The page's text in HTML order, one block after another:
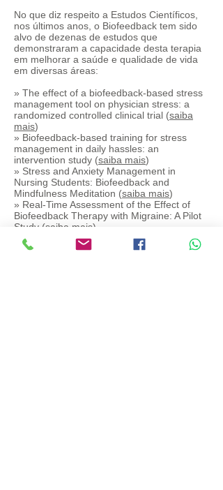
No que diz respeito a Estudos Científicos,
nos últimos anos, o Biofeedback tem sido
alvo de dezenas de estudos que
demonstraram a capacidade desta terapia
em melhorar a saúde e qualidade de vida
em diversas áreas:
» The effect of a biofeedback-based stress
management tool on physician stress: a
randomized controlled clinical trial (saiba
mais)
» Biofeedback-based training for stress
management in daily hassles: an
intervention study (saiba mais)
» Stress and Anxiety Management in
Nursing Students: Biofeedback and
Mindfulness Meditation (saiba mais)
» Real-Time Assessment of the Effect of
Biofeedback Therapy with Migraine: A Pilot
Study (saiba mais)